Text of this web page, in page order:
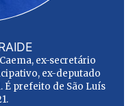
ex-secretário
ex-deputado
É prefeito de São Luís